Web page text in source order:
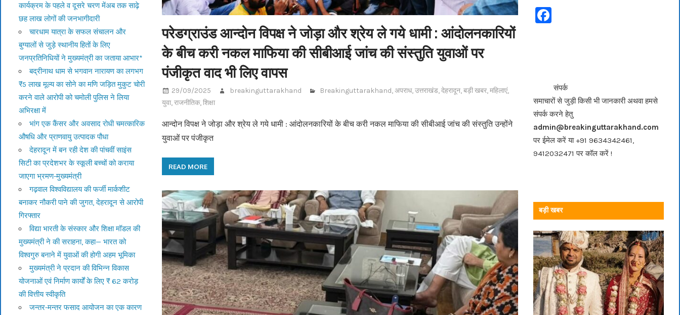
परेडग्राउंड आन्दोन विपक्ष ने जोड़ा और श्रेय ले गये धामी : आंदोलनकारियों
के बीच करी नकल माफिया की सीबीआई जांच की संस्तुति युवाओं पर
पंजीकृत वाद भी लिए वापस
29/09/2025 breakinguttarakhand Breakinguttarakhand,अपराध,उत्तराखंड,देहरादून,बड़ी खबर,महिलाएं,
युवा,राजनीतिक,शिक्षा
आन्दोन विपक्ष ने जोड़ा और श्रेय ले गये धामी : आंदोलनकारियों के बीच करी नकल माफिया की सीबीआई जांच की संस्तुति उन्होंने
युवाओं पर पंजीकृत
READ MORE
कार्यक्रम के पहले व दूसरे चरण मेंअब तक साढ़े
छह लाख लोगों की जनभागीदारी
चारधाम यात्रा के सफल संचालन और
बुग्यालों से जुड़े स्थानीय हितों के लिए
जनप्रतिनिधियों ने मुख्यमंत्री का जताया आभार*
बद्रीनाथ धाम से भगवान नारायण का लगभग
₹5 लाख मूल्य का सोने का मणि जड़ित मुकुट चोरी
करने वाले आरोपी को चमोली पुलिस ने लिया
अभिरक्षा में
भांग एक कैंसर और अवसाद रोधी चमत्कारिक
औषधि और प्राणवायु उत्पादक पौधा
देहरादून में बन रही देश की पांचवीं साइंस
सिटी का प्रदेशभर के स्कूली बच्चों को कराया
जाएगा भ्रमण-मुख्यमंत्री
गढ़वाल विश्वविद्यालय की फर्जी मार्कशीट
बनाकर नौकरी पाने की जुगत, देहरादून से आरोपी
गिरफ्तार
विद्या भारती के संस्कार और शिक्षा मॉडल की
मुख्यमंत्री ने की सराहना, कहा— भारत को
विश्वगुरु बनाने में युवाओं की होगी अहम भूमिका
मुख्यमंत्री ने प्रदान की विभिन्न विकास
योजनाओं एवं निर्माण कार्यों के लिए ₹ 62 करोड़
की वित्तीय स्वीकृति
जन्तर-मन्तर फसाद आयोजन का एक कारण
F
b
o
o
k
संपर्क
समाचारों से जुड़ी किसी भी जानकारी अथवा हमसे
संपर्क करने हेतु
admin@breakinguttarakhand.com
पर ईमेल करें या +91 9634342461,
9412032471 पर कॉल करें !
बड़ी खबर